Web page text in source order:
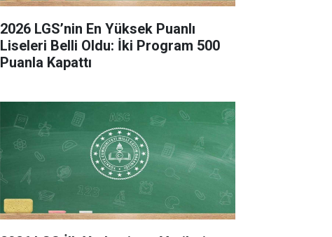
2026 LGS’nin En Yüksek Puanlı
Liseleri Belli Oldu: İki Program 500
Puanla Kapattı